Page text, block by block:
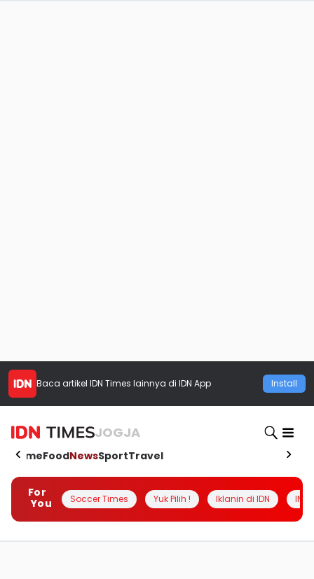
Baca artikel IDN Times lainnya di IDN App Install
JOGJA
HomeFoodNewsSportTravel
For
You
Soccer Times Yuk Pilih ! Iklanin di IDN